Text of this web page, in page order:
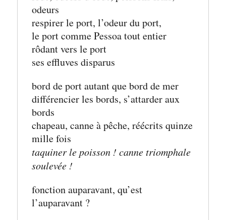
odeurs
respirer le port, l’odeur du port,
le port comme Pessoa tout entier
rôdant vers le port
ses effluves disparus
bord de port autant que bord de mer
différencier les bords, s’attarder aux
bords
chapeau, canne à pêche, réécrits quinze
mille fois
taquiner le poisson ! canne triomphale
soulevée !
fonction auparavant, qu’est
l’auparavant ?